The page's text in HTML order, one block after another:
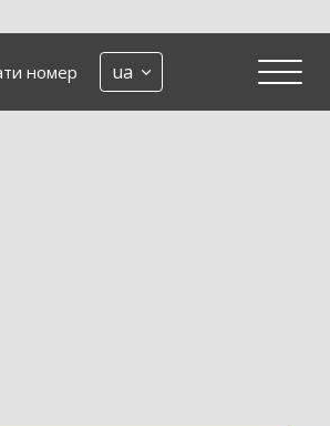
номер ua